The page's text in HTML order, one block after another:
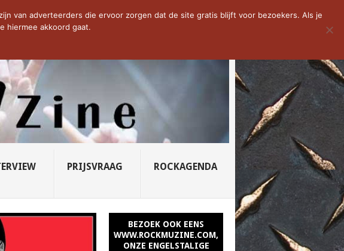
TERUG IN 0... CD VAN DE WEEK: SLEEPING...
PRIJSVRAAG ROCKAGENDA
BEZOEK OOK EENS
WWW.ROCKMUZINE.COM,
ONZE ENGELSTALIGE
van adverteerders die ervoor zorgen dat de site gratis blijft voor bezoekers. Als je
hiermee akkoord gaat.